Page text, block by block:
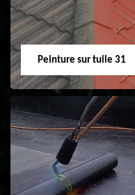
façade 31
Peinture sur tuile 31
Peinture sur tuile
31